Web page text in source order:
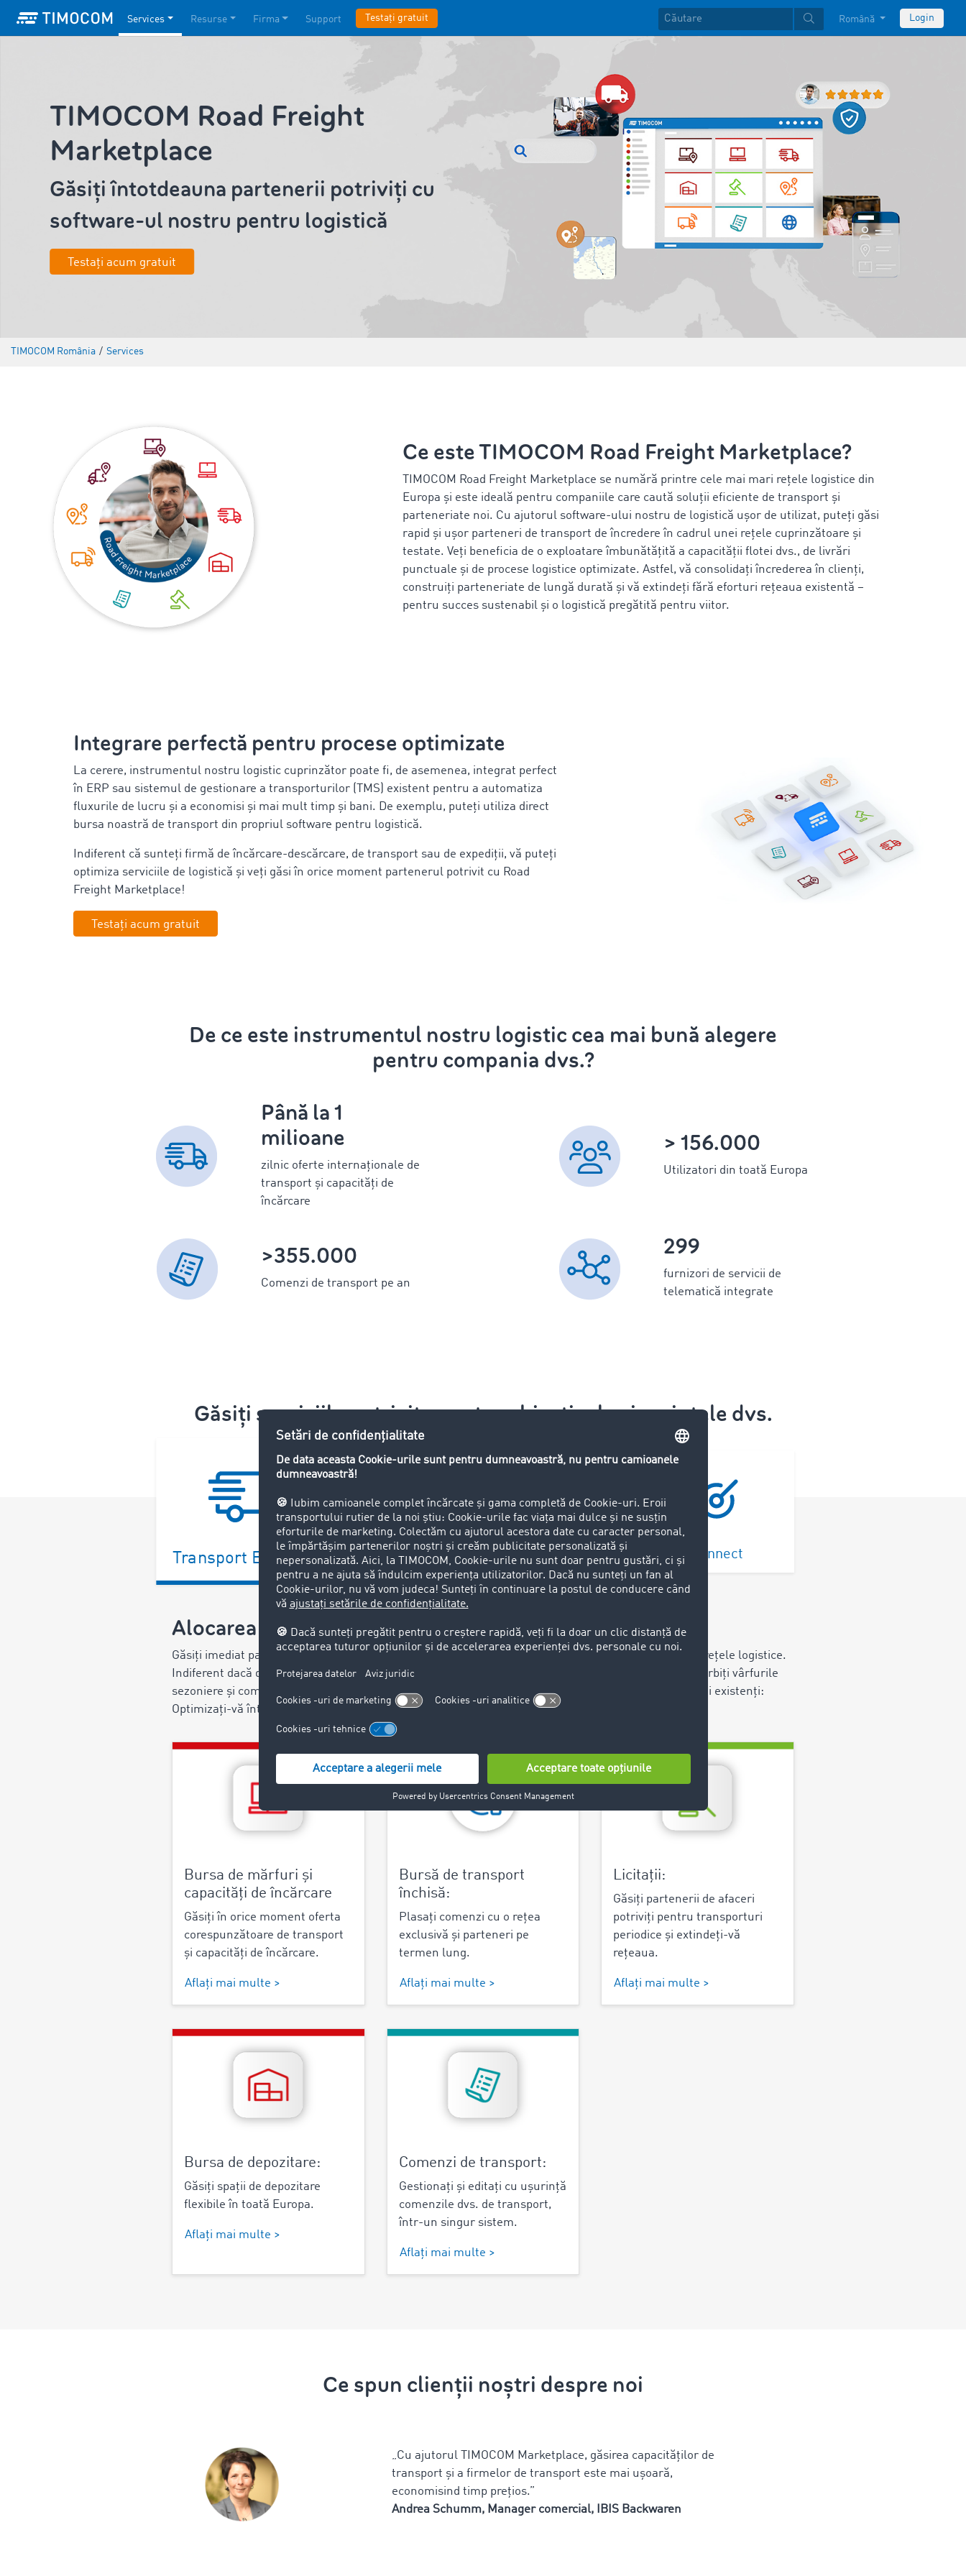
Services Resurse Firma Support Testați gratuit Română Login
TIMOCOM Road Freight
Marketplace
Găsiți întotdeauna partenerii potriviți cu
software-ul nostru pentru logistică
Testați acum gratuit
TIMOCOM România / Services
Ce este TIMOCOM Road Freight Marketplace?
TIMOCOM Road Freight Marketplace se numără printre cele mai mari rețele logistice din
Europa și este ideală pentru companiile care caută soluții eficiente de transport și
parteneriate noi. Cu ajutorul software-ului nostru de logistică ușor de utilizat, puteți găsi
rapid și ușor parteneri de transport de încredere în cadrul unei rețele cuprinzătoare și
testate. Veți beneficia de o exploatare îmbunătățită a capacității flotei dvs., de livrări
punctuale și de procese logistice optimizate. Astfel, vă consolidați încrederea în clienți,
construiți parteneriate de lungă durată și vă extindeți fără eforturi rețeaua existentă –
pentru succes sustenabil și o logistică pregătită pentru viitor.
Integrare perfectă pentru procese optimizate
La cerere, instrumentul nostru logistic cuprinzător poate fi, de asemenea, integrat perfect
în ERP sau sistemul de gestionare a transporturilor (TMS) existent pentru a automatiza
fluxurile de lucru și a economisi și mai mult timp și bani. De exemplu, puteți utiliza direct
bursa noastră de transport din propriul software pentru logistică.
Indiferent că sunteți firmă de încărcare-descărcare, de transport sau de expediții, vă puteți
optimiza serviciile de logistică și veți găsi în orice moment partenerul potrivit cu Road
Freight Marketplace!
Testați acum gratuit
De ce este instrumentul nostru logistic cea mai bună alegere
pentru compania dvs.?
Până la 1
milioane
zilnic oferte internaționale de
transport și capacități de
încărcare
> 156.000
Utilizatori din toată Europa
>355.000
Comenzi de transport pe an
299
furnizori de servicii de
telematică integrate
Găsiți serviciile potrivite pentru obiectivele și cerințele dvs.
Transport Exchange
Transportation
Visibility
Security & Payments Connect
Alocarea rapidă și simplă a comenzii
Găsiți imediat partenerul potrivit pentru comenzile dvs. de transport, într-una dintre cele mai mari rețele logistice.
Indiferent dacă doriți să evitați cursele goale și să vă creșteți gradul de utilizare a capacității, să absorbiți vârfurile
sezoniere și comenzile spontane cu noi parteneri sau să lucrați și mai eficient cu furnizorii de servicii existenți:
Optimizați-vă întreaga logistică de transport cu TIMOCOM Road Freight Marketplace.
Bursa de mărfuri și
capacități de încărcare
Găsiți în orice moment oferta
corespunzătoare de transport
și capacități de încărcare.
Aflați mai multe >
Bursă de transport
închisă:
Plasați comenzi cu o rețea
exclusivă și parteneri pe
termen lung.
Aflați mai multe >
Licitații:
Găsiți partenerii de afaceri
potriviți pentru transporturi
periodice și extindeți-vă
rețeaua.
Aflați mai multe >
Bursa de depozitare:
Găsiți spații de depozitare
flexibile în toată Europa.
Aflați mai multe >
Comenzi de transport:
Gestionați și editați cu ușurință
comenzile dvs. de transport,
într-un singur sistem.
Aflați mai multe >
Ce spun clienții noștri despre noi
„Cu ajutorul TIMOCOM Marketplace, găsirea capacităților de
transport și a firmelor de transport este mai ușoară,
economisind timp prețios.”
Andrea Schumm, Manager comercial, IBIS Backwaren